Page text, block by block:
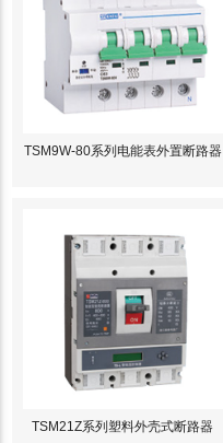
TSM9W-80系列电能表外置断路器
TSM21Z系列塑料外壳式断路器